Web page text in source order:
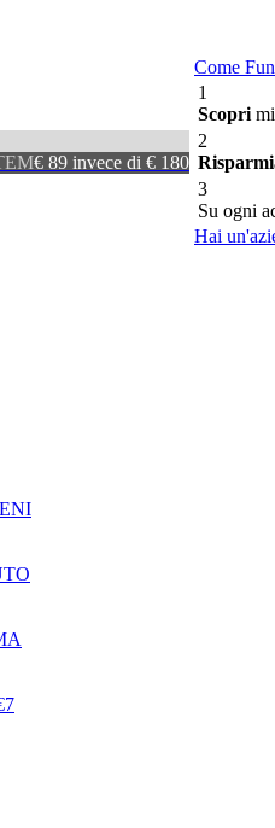
€ 89 invece di € 180
Come
1
Scopri
2
3
Su ogni
Hai